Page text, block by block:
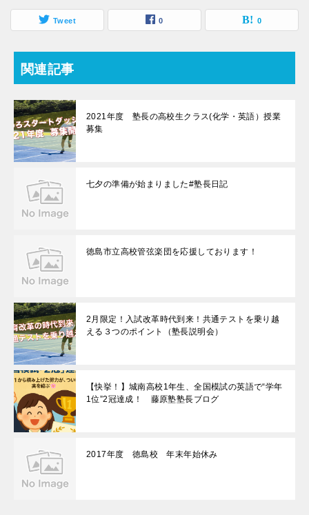
Tweet 0 0
関連記事
2021年度 塾長の高校生クラス(化学・英語）授業
募集
七夕の準備が始まりました#塾長日記
徳島市立高校管弦楽団を応援しております！
2月限定！入試改革時代到来！共通テストを乗り越
える３つのポイント（塾長説明会）
【快挙！】城南高校1年生、全国模試の英語で“学年
1位”2冠達成！ 藤原塾塾長ブログ
2017年度 徳島校 年末年始休み